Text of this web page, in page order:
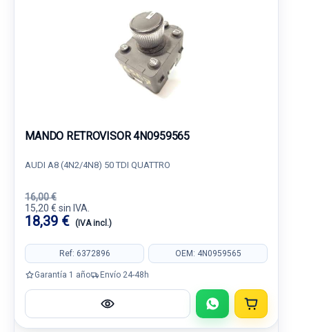
MANDO RETROVISOR 4N0959565
AUDI A8 (4N2/4N8) 50 TDI QUATTRO
16,00 €
15,20 € sin IVA.
18,39 € (IVA incl.)
Ref: 6372896 OEM: 4N0959565
Garantía 1 año Envío 24-48h